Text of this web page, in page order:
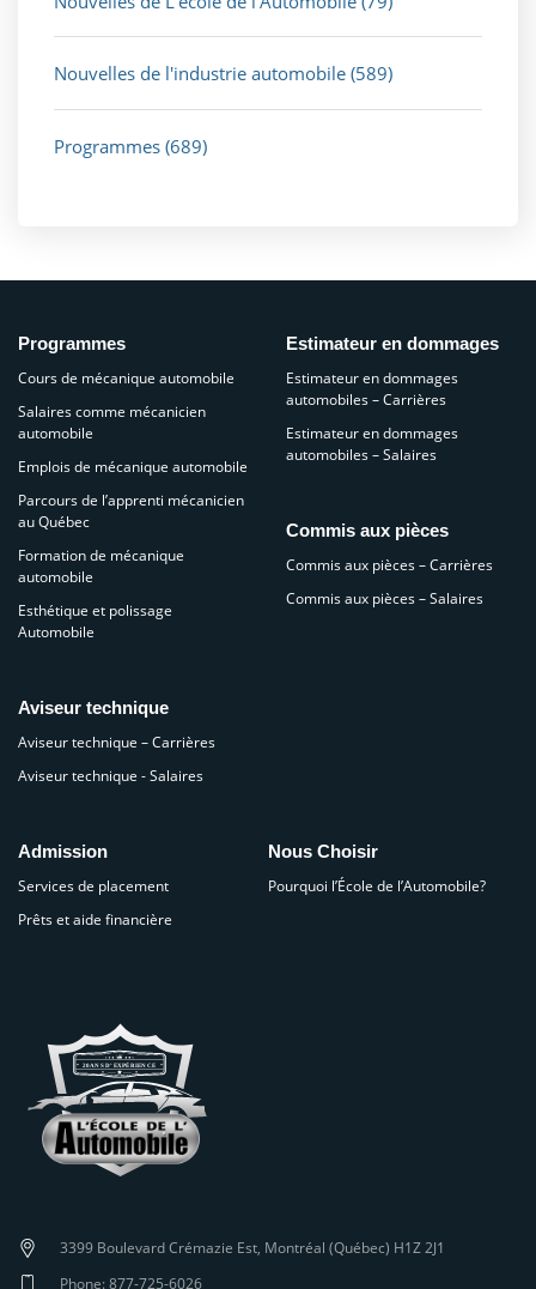
Nouvelles de l'industrie automobile (589)
Programmes (689)
3399 Boulevard Crémazie Est, Montréal (Québec) H1Z 2J1
Phone: 877-725-6026
Programmes
Cours de mécanique automobile
Salaires comme mécanicien
automobile
Emplois de mécanique automobile
Parcours de l’apprenti mécanicien
au Québec
Formation de mécanique
automobile
Esthétique et polissage
Automobile
Aviseur technique
Aviseur technique – Carrières
Aviseur technique - Salaires
Estimateur en dommages
Estimateur en dommages
automobiles – Carrières
Estimateur en dommages
automobiles – Salaires
Commis aux pièces
Commis aux pièces – Carrières
Commis aux pièces – Salaires
Admission
Services de placement
Prêts et aide financière
Nous Choisir
Pourquoi l’École de l’Automobile?